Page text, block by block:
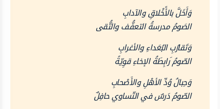
وَأَخَلَّ بالأََخْلاقِ والآدابِ
الصَومُ مدرسةُ التعفُّف والتُّقى
وَتَقارُبِ البُعَداءِ والأغرابِ
الصّومُ َرابِطَةُ الإخاءِ قوِيّةً
وَحِبالُ وُدِّ الأهْلِ والأَصْحابِ
الصّومُ دَرسٌ في التّساوي حافِلٌ